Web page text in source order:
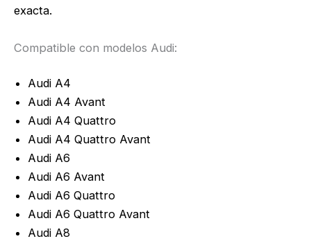
exacta.
Compatible con modelos Audi:
Audi A4
Audi A4 Avant
Audi A4 Quattro
Audi A4 Quattro Avant
Audi A6
Audi A6 Avant
Audi A6 Quattro
Audi A6 Quattro Avant
Audi A8